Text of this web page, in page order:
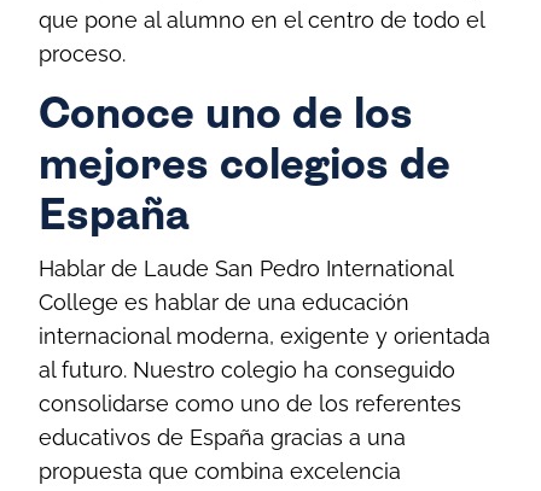
que pone al alumno en el centro de todo el
proceso.
Conoce uno de los
mejores colegios de
España
Hablar de Laude San Pedro International
College es hablar de una educación
internacional moderna, exigente y orientada
al futuro. Nuestro colegio ha conseguido
consolidarse como uno de los referentes
educativos de España gracias a una
propuesta que combina excelencia